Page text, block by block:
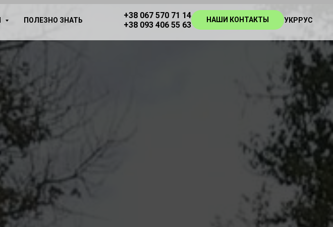
ПОЛЕЗНО ЗНАТЬ
+38 067 570 71 14
+38 093 406 55 63
НАШИ КОНТАКТЫ УКР РУС